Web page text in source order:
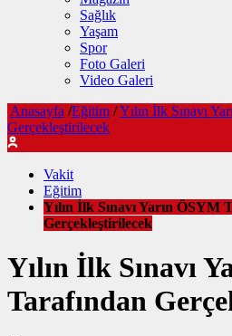
Sağlık
Yaşam
Spor
Foto Galeri
Video Galeri
Anasayfa /Eğitim /Yılın İlk Sınavı
Gerçekleştirilecek
Vakit
Eğitim
Yılın İlk Sınavı Yarın ÖSYM
Gerçekleştirilecek
Yılın İlk Sınavı
Tarafından